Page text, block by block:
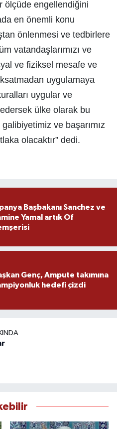
ölçüde engellendiğini
en önemli konu
önlenmesi ve tedbirlere
vatandaşlarımızı ve
ve fiziksel mesafe ve
uygulamaya
uygular ve
ülke olarak bu
ve başarımız
olacaktır” dedi.
Başbakanı Sanchez ve
Yamal artık Of
Genç, Ampute takımına
hedefi çizdi